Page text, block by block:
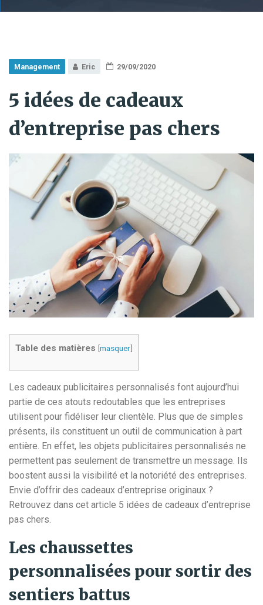
Management Eric 29/09/2020
5 idées de cadeaux
d’entreprise pas chers
Table des matières [masquer]
Les cadeaux publicitaires personnalisés font aujourd’hui
partie de ces atouts redoutables que les entreprises
utilisent pour fidéliser leur clientèle. Plus que de simples
présents, ils constituent un outil de communication à part
entière. En effet, les objets publicitaires personnalisés ne
permettent pas seulement de transmettre un message. Ils
boostent aussi la visibilité et la notoriété des entreprises.
Envie d’offrir des cadeaux d’entreprise originaux ?
Retrouvez dans cet article 5 idées de cadeaux d’entreprise
pas chers.
Les chaussettes
personnalisées pour sortir des
sentiers battus